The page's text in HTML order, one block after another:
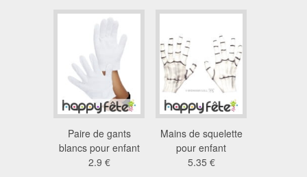
Paire de gants
blancs pour enfant
2.9 €
Mains de squelette
pour enfant
5.35 €